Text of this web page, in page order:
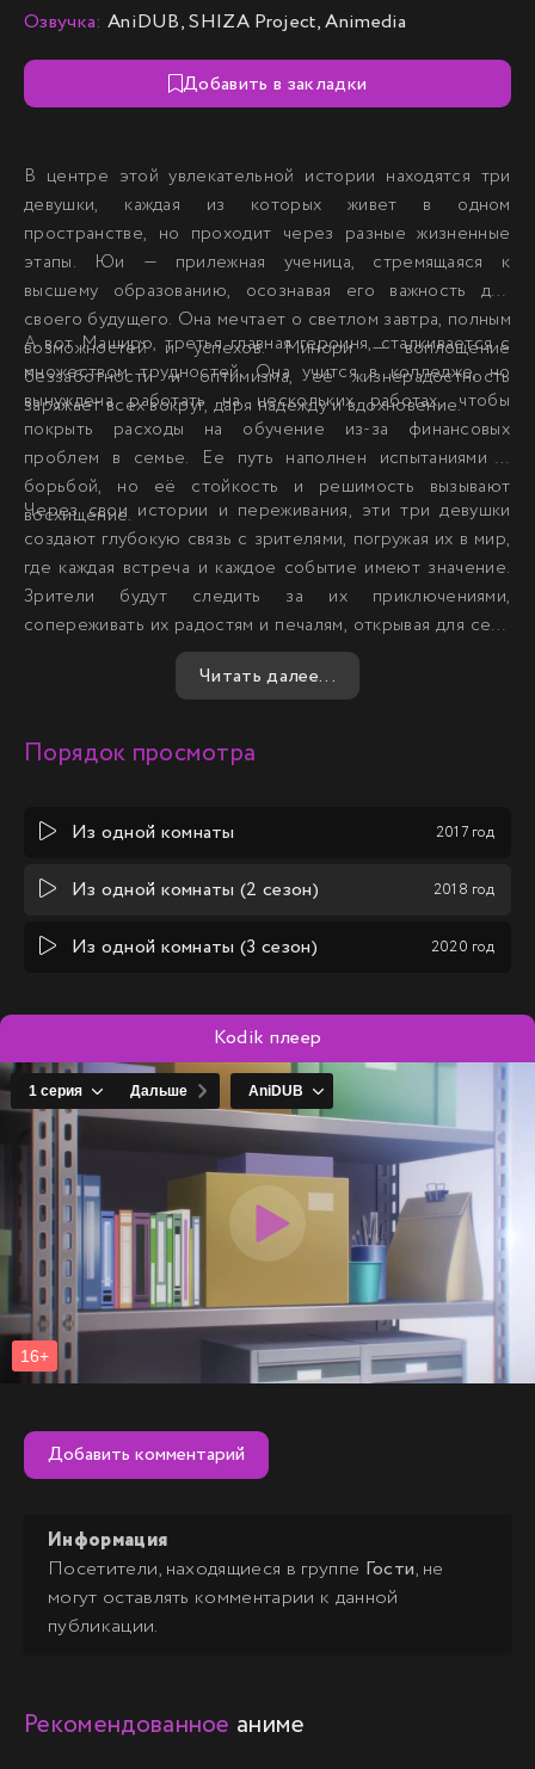
Озвучка: AniDUB, SHIZA Project, Animedia
Добавить в закладки
В центре этой увлекательной истории находятся три
девушки, каждая из которых живет в одном
пространстве, но проходит через разные жизненные
этапы. Юи — прилежная ученица, стремящаяся к
высшему образованию, осознавая его важность для
своего будущего. Она мечтает о светлом завтра, полным
возможностей и успехов. Минори — воплощение
беззаботности и оптимизма, ее жизнерадостность
заряжает всех вокруг, даря надежду и вдохновение.
А вот Маширо, третья главная героиня, сталкивается с
множеством трудностей. Она учится в колледже, но
вынуждена работать на нескольких работах, чтобы
покрыть расходы на обучение из-за финансовых
проблем в семье. Ее путь наполнен испытаниями и
борьбой, но её стойкость и решимость вызывают
восхищение.
Через свои истории и переживания, эти три девушки
создают глубокую связь с зрителями, погружая их в мир,
где каждая встреча и каждое событие имеют значение.
Зрители будут следить за их приключениями,
сопереживать их радостям и печалям, открывая для себя
новые грани человеческих эмоций и испытаний.
Читать далее...
Порядок просмотра
Из одной комнаты 2017 год
Из одной комнаты (2 сезон) 2018 год
Из одной комнаты (3 сезон) 2020 год
Kodik плеер
Добавить комментарий
Информация
Посетители, находящиеся в группе Гости, не
могут оставлять комментарии к данной
публикации.
Рекомендованное аниме